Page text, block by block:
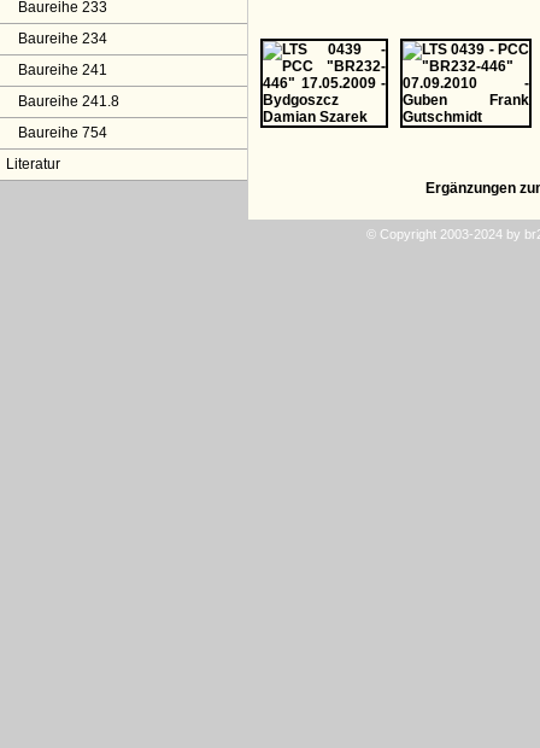
Baureihe 233
Baureihe 234
Baureihe 241
Baureihe 241.8
Baureihe 754
Literatur
Ergänzungen
© Copyright 2003-2024 by